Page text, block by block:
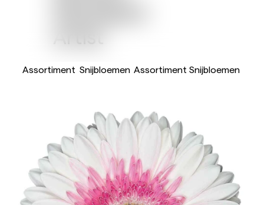
Assortiment Snijbloemen Assortiment Snijbloemen